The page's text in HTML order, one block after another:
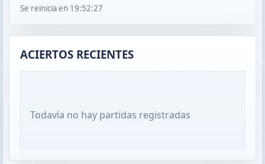
Se reinicia en 19:52:26
ACIERTOS RECIENTES
Todavía no hay partidas registradas